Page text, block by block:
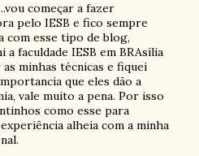
começar a fazer
pelo IESB e fico sempre
com esse tipo de blog,
a faculdade IESB em BRAsília
minhas técnicas e fiquei
que eles dão a
vale muito a pena. Por isso
como esse para
alheia com a minha